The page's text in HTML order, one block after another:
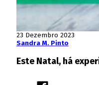
23 Dezembro 2023
Sandra M. Pinto
Este Natal, há